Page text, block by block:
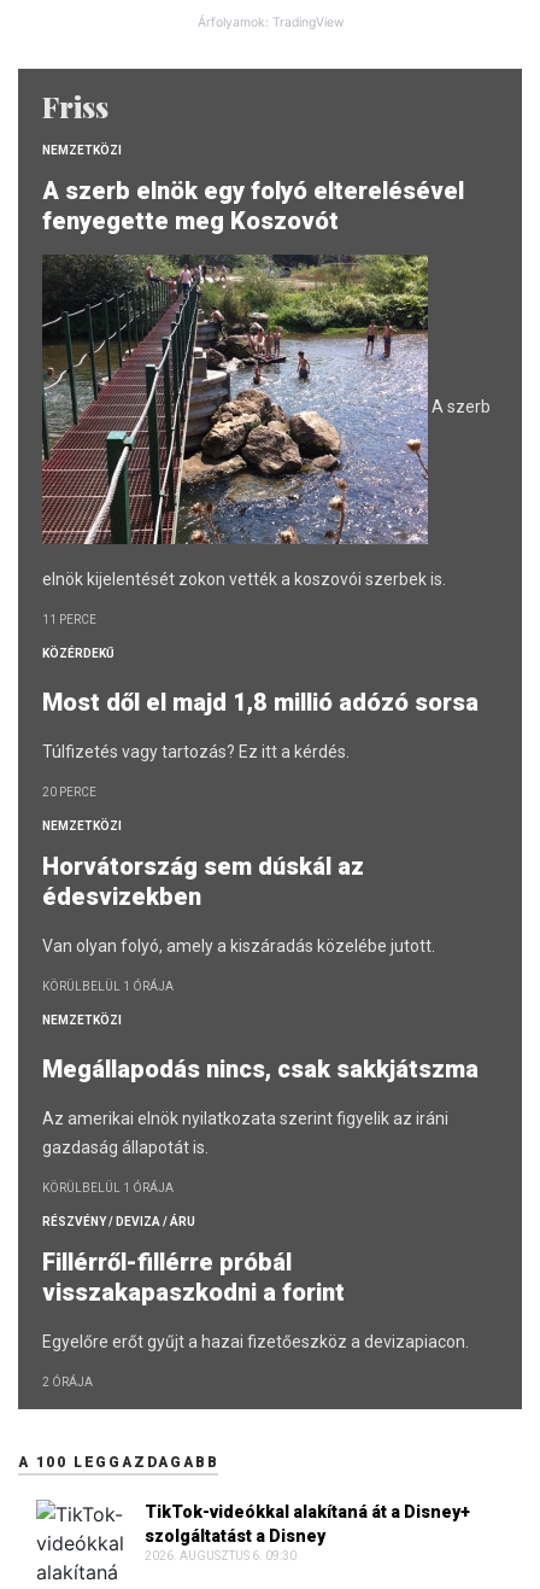
Árfolyamok: TradingView
Friss
NEMZETKÖZI
A szerb elnök egy folyó elterelésével
fenyegette meg Koszovót
A szerb
elnök kijelentését zokon vették a koszovói szerbek is.
11 PERCE
KÖZÉRDEKŰ
Most dől el majd 1,8 millió adózó sorsa
Túlfizetés vagy tartozás? Ez itt a kérdés.
20 PERCE
NEMZETKÖZI
Horvátország sem dúskál az
édesvizekben
Van olyan folyó, amely a kiszáradás közelébe jutott.
KÖRÜLBELÜL 1 ÓRÁJA
NEMZETKÖZI
Megállapodás nincs, csak sakkjátszma
Az amerikai elnök nyilatkozata szerint figyelik az iráni
gazdaság állapotát is.
KÖRÜLBELÜL 1 ÓRÁJA
RÉSZVÉNY / DEVIZA / ÁRU
Fillérről-fillérre próbál
visszakapaszkodni a forint
Egyelőre erőt gyűjt a hazai fizetőeszköz a devizapiacon.
2 ÓRÁJA
A 100 LEGGAZDAGABB
TikTok-videókkal alakítaná át a Disney+
szolgáltatást a Disney
2026. AUGUSZTUS 6. 09:30